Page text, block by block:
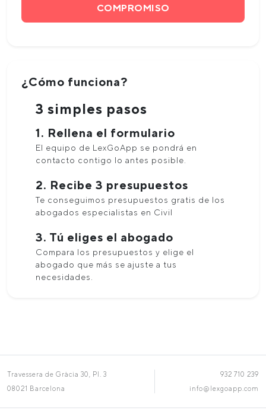
COMPROMISO
¿Cómo funciona?
3 simples pasos
1. Rellena el formulario
El equipo de LexGoApp se pondrá en
contacto contigo lo antes posible.
2. Recibe 3 presupuestos
Te conseguimos presupuestos gratis de los
abogados especialistas en Civil
3. Tú eliges el abogado
Compara los presupuestos y elige el
abogado que más se ajuste a tus
necesidades.
Travessera de Gràcia 30, Pl. 3
08021 Barcelona
932 710 239
info@lexgoapp.com